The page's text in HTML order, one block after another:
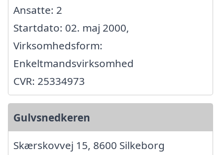
Ansatte: 2
Startdato: 02. maj 2000,
Virksomhedsform:
Enkeltmandsvirksomhed
CVR: 25334973
Gulvsnedkeren
Skærskovvej 15, 8600 Silkeborg